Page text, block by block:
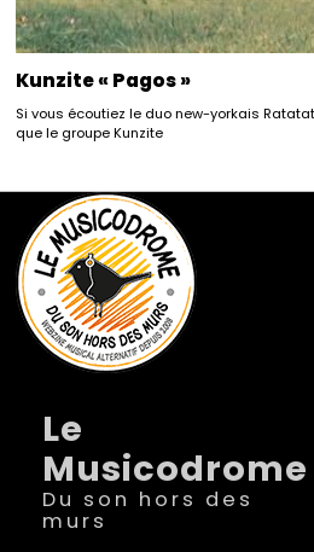
Kunzite « Pagos »
Si vous écoutiez le duo new-yorkais
que le groupe Kunzite
Le
Musicodrome
Du son hors des
murs